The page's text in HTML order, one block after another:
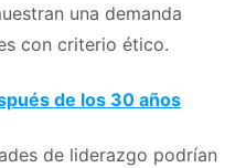
una demanda
con criterio ético.
de los 30 años
de liderazgo podrían